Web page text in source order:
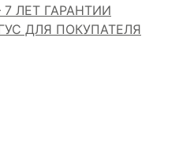
ЛЕТ ГАРАНТИИ
ДЛЯ ПОКУПАТЕЛЯ